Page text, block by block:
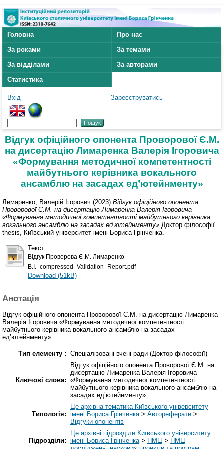
Головна
Про нас
За роками
За темами
За відділами
За авторами
Статистика
Вхід Зареєструватись
Відгук офіційного опонента Проворової Є.М.
на дисертацію Лимаренка Валерія Ігоровича
«Формування методичної компетентності
майбутнього керівника вокального
ансамблю на засадах ед’ютейнменту»
Лимаренко, Валерій Ігорович (2023) Відгук офіційного опонента
Проворової Є.М. на дисертацію Лимаренка Валерія Ігоровича
«Формування методичної компетентності майбутнього керівника
вокального ансамблю на засадах ед’ютейнменту» Доктор філософії
thesis, Київський університет імені Бориса Грінченка.
Текст
Відгук Проворова Є.М. Лимаренко
В.І._compressed_Validation_Report.pdf
Download (51kB)
Анотація
Відгук офіційного опонента Проворової Є.М. на дисертацію Лимаренка
Валерія Ігоровича «Формування методичної компетентності
майбутнього керівника вокального ансамблю на засадах
ед’ютейнменту»
Тип елементу : Спеціалізовані вчені ради (Доктор філософії)
Ключові слова:
Відгук офіційного опонента Проворової Є.М. на
дисертацію Лимаренка Валерія Ігоровича
«Формування методичної компетентності
майбутнього керівника вокального ансамблю на
засадах ед’ютейнменту»
Типологія:
Це архівна тематика Київського університету
імені Бориса Грінченка> Автореферати >
Відгуки опонентів
Підрозділи:
Це архівні підрозділи Київського університету
імені Бориса Грінченка> НМЦ > НМЦ